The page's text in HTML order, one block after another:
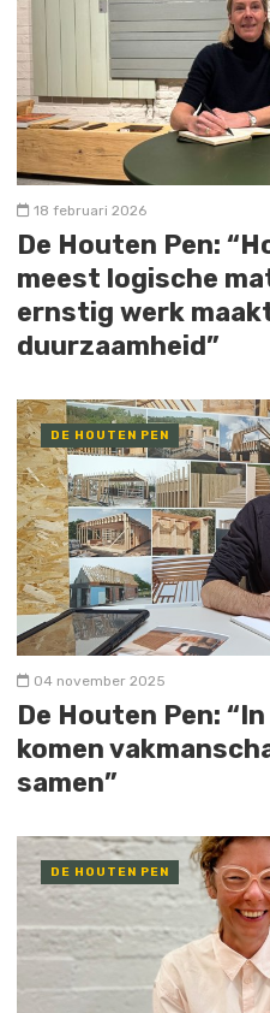
18 februari 2026
De Houten Pen:
meest logische
ernstig werk
duurzaamheid”
DE HOUTEN PEN
04 november 2025
De Houten Pen:
komen
samen”
DE HOUTEN PEN